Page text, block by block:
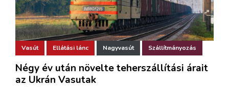
Vasút Ellátási lánc Nagyvasút Szállítmányozás
Négy év után növelte teherszállítási árait
az Ukrán Vasutak